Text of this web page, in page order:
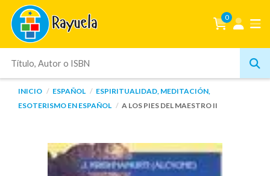
0
INICIO ESPAÑOL
ESPIRITUALIDAD, MEDITACIÓN,
ESOTERISMO EN ESPAÑOL
A LOS PIES DEL MAESTRO II